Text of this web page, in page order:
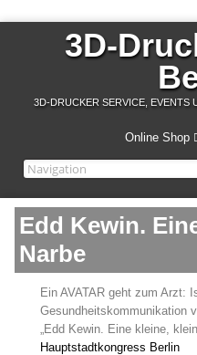
3D-
3D-DRUCKER SERVICE, EVENTS
Online Shop
Edd Kewin.
Narbe
Ein AVATAR geht zum Arzt:
Gesundheitskommunikation
„Edd Kewin. Eine kleine,
Hauptstadtkongress Berlin